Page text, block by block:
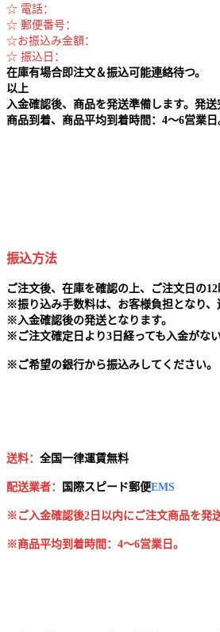
☆ 電話：
☆ 郵便番号：
☆お振込み金額：
☆ 振込日：
在庫有場合即注文＆振込可能連絡待つ。
以上
入金確認後、商品を発送準備します。発
商品到着、商品平均到着時間：4～6営業日
振込方法
ご注文後、在庫を確認の上、ご注文日の
※振り込み手数料は、お客様負担となり、
※ 入金確認後の発送となります。
※ ご注文確定日より3日経っても入金がな
※ ご希望の銀行から振込みしてください。
送料： 全国一律運賃無料
配送業者： 国 際スピード郵便EMS
※ご入金確認後2日以内にご注文商品を発
※商品平均到着時間：4～6営業日。